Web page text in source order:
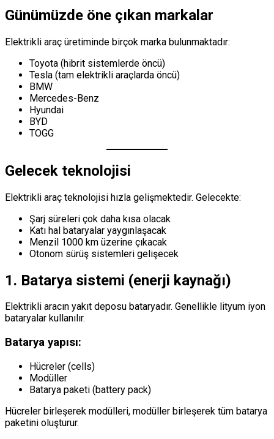
Günümüzde öne çıkan markalar
Elektrikli araç üretiminde birçok marka bulunmaktadır:
Toyota (hibrit sistemlerde öncü)
Tesla (tam elektrikli araçlarda öncü)
BMW
Mercedes-Benz
Hyundai
BYD
TOGG
Gelecek teknolojisi
Elektrikli araç teknolojisi hızla gelişmektedir. Gelecekte:
Şarj süreleri çok daha kısa olacak
Katı hal bataryalar yaygınlaşacak
Menzil 1000 km üzerine çıkacak
Otonom sürüş sistemleri gelişecek
1. Batarya sistemi (enerji kaynağı)
Elektrikli aracın yakıt deposu bataryadır. Genellikle lityum iyon
bataryalar kullanılır.
Batarya yapısı:
Hücreler (cells)
Modüller
Batarya paketi (battery pack)
Hücreler birleşerek modülleri, modüller birleşerek tüm batarya
paketini oluşturur.